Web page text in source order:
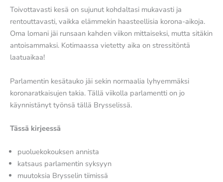
Toivottavasti kesä on sujunut kohdaltasi mukavasti ja
rentouttavasti, vaikka elämmekin haasteellisia korona-aikoja.
Oma lomani jäi runsaan kahden viikon mittaiseksi, mutta sitäkin
antoisammaksi. Kotimaassa vietetty aika on stressitöntä
laatuaikaa!
Parlamentin kesätauko jäi sekin normaalia lyhyemmäksi
koronaratkaisujen takia. Tällä viikolla parlamentti on jo
käynnistänyt työnsä tällä Brysselissä.
Tässä kirjeessä
puoluekokouksen annista
katsaus parlamentin syksyyn
muutoksia Brysselin tiimissä